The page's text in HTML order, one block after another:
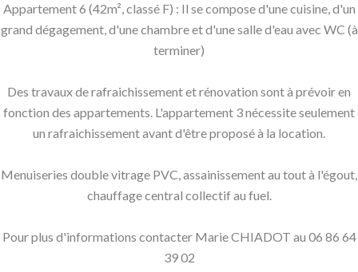
Appartement 6 (42m², classé F) : Il se compose d'une cuisine, d'un
grand dégagement, d'une chambre et d'une salle d'eau avec WC (à
terminer)
Des travaux de rafraichissement et rénovation sont à prévoir en
fonction des appartements. L'appartement 3 nécessite seulement
un rafraichissement avant d'être proposé à la location.
Menuiseries double vitrage PVC, assainissement au tout à l'égout,
chauffage central collectif au fuel.
Pour plus d'informations contacter Marie CHIADOT au 06 86 64
39 02